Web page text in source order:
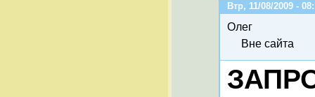
Втр, 11/08/2009 -
Олег
Вне сайта